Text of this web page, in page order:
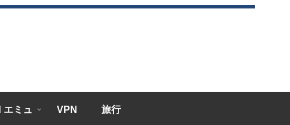
ミュ VPN 旅行